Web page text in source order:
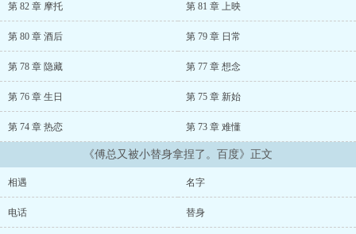
第 82 章 摩托 第 81 章 上映
第 80 章 酒后 第 79 章 日常
第 78 章 隐藏 第 77 章 想念
第 76 章 生日 第 75 章 新始
第 74 章 热恋 第 73 章 难懂
《傅总又被小替身拿捏了。百度》正文
相遇 名字
电话 替身